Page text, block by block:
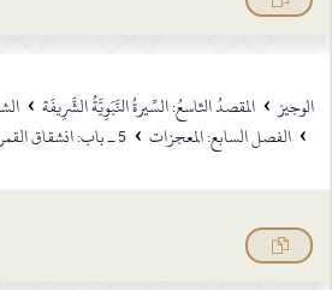
الوجيز › المقصدُ التّاسعُ: السِّيرةُ النَّبَوِيَّةُ الشَّرِيفَة ›
› الفصل السابع: المعجزات › 5 ـ باب: انشقاق القمر